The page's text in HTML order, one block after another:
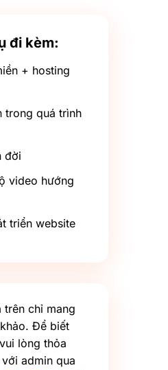
đi kèm:
+ hosting
trong quá trình
đời
video hướng
triển website
trên chỉ mang
Để biết
lòng thỏa
admin qua